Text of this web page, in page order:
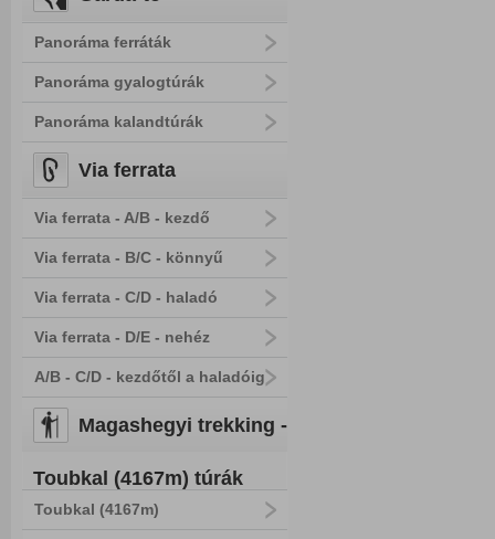
Panoráma ferráták
Panoráma gyalogtúrák
Panoráma kalandtúrák
Via ferrata
Via ferrata - A/B - kezdő
Via ferrata - B/C - könnyű
Via ferrata - C/D - haladó
Via ferrata - D/E - nehéz
A/B - C/D - kezdőtől a haladóig
Magashegyi trekking -
Toubkal (4167m) túrák
Toubkal (4167m)